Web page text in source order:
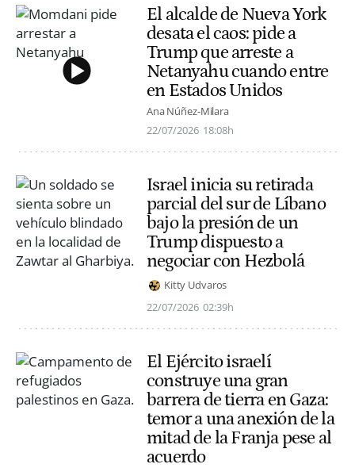
El alcalde de Nueva York
desata el caos: pide a
Trump que arreste a
Netanyahu cuando entre
en Estados Unidos
Ana Núñez-Milara
22/07/2026 18:08h
Israel inicia su retirada
parcial del sur de Líbano
bajo la presión de un
Trump dispuesto a
negociar con Hezbolá
Kitty Udvaros
22/07/2026 02:39h
El Ejército israelí
construye una gran
barrera de tierra en Gaza:
temor a una anexión de la
mitad de la Franja pese al
acuerdo